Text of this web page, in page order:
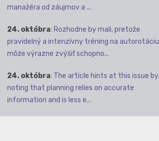
manažéra od záujmov a ...
24. októbra: Rozhodne by mali, pretože
pravidelný a intenzívny tréning na autorotáciu
môže výrazne zvýšiť schopno...
24. októbra: The article hints at this issue by
noting that planning relies on accurate
information and is less e...